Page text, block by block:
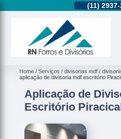
(11)
Home Serviços divisorias mdf
aplicação de divisoria mdf escritório
Aplicação de
Escritório